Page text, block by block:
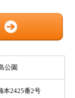
公園
2425番2号